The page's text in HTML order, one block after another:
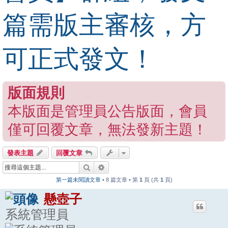
篇需版主審核，方
可正式發文！
版面規則
本版面是管理員公告版面，會員
僅可回覆文章，無法發新主題！
發表主題
回覆文章
搜尋
第一篇未閱讀文章• 8 篇文章 • 第 1 頁 (共 1 頁)
懸壺子
系統管理員